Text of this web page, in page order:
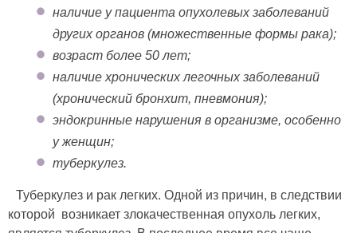
наличие у пациента опухолевых заболеваний
других органов (множественные формы рака);
возраст более 50 лет;
наличие хронических легочных заболеваний
(хронический бронхит, пневмония);
эндокринные нарушения в организме, особенно
у женщин;
туберкулез.
Туберкулез и рак легких. Одной из причин, в следствии
которой возникает злокачественная опухоль легких,